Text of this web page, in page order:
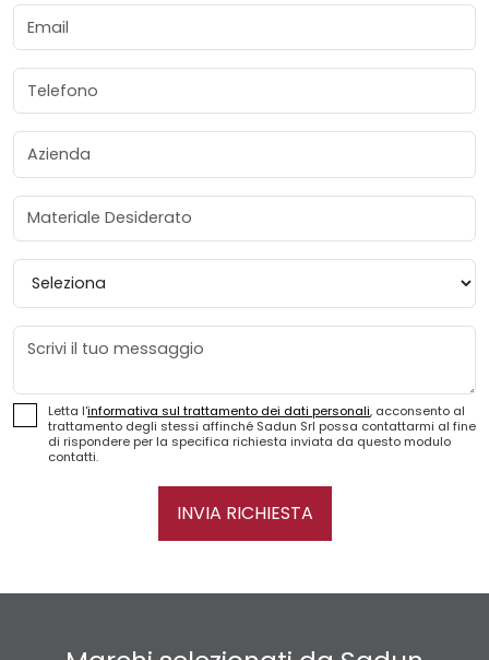
Email
Telefono
Azienda
Materiale Desiderato
Provincia
Messaggio
Letta l'informativa sul trattamento dei dati personali, acconsento al
trattamento degli stessi affinché Sadun Srl possa contattarmi al fine
di rispondere per la specifica richiesta inviata da questo modulo
contatti.
INVIA RICHIESTA